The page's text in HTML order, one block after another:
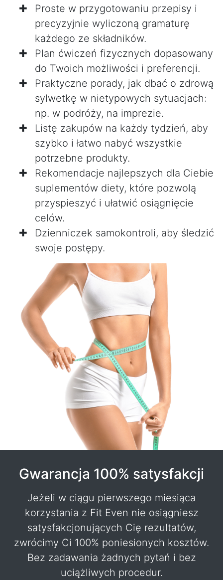
Proste w przygotowaniu przepisy i
precyzyjnie wyliczoną gramaturę
każdego ze składników.
Plan ćwiczeń fizycznych dopasowany
do Twoich możliwości i preferencji.
Praktyczne porady, jak dbać o zdrową
sylwetkę w nietypowych sytuacjach:
np. w podróży, na imprezie.
Listę zakupów na każdy tydzień, aby
szybko i łatwo nabyć wszystkie
potrzebne produkty.
Rekomendacje najlepszych dla Ciebie
suplementów diety, które pozwolą
przyspieszyć i ułatwić osiągnięcie
celów.
Dzienniczek samokontroli, aby śledzić
swoje postępy.
Gwarancja 100% satysfakcji
Jeżeli w ciągu pierwszego miesiąca
korzystania z Fit Even nie osiągniesz
satysfakcjonujących Cię rezultatów,
zwrócimy Ci 100% poniesionych kosztów.
Bez zadawania żadnych pytań i bez
uciążliwych procedur.